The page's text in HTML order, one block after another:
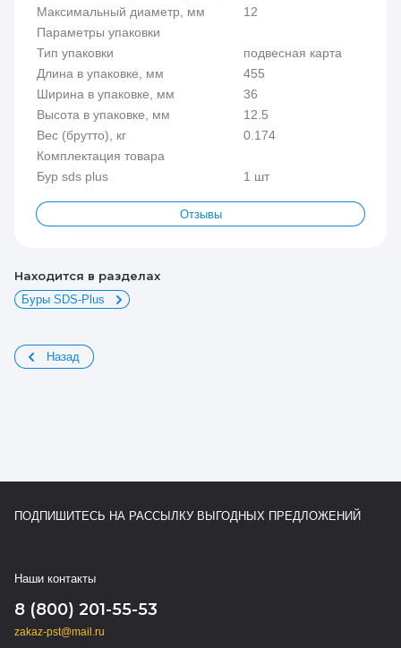
Максимальный диаметр, мм
12
Параметры упаковки
Тип упаковки
подвесная карта
Длина в упаковке, мм
455
Ширина в упаковке, мм
36
Высота в упаковке, мм
12.5
Вес (брутто), кг
0.174
Комплектация товара
Бур sds plus
1 шт
Отзывы
Находится в разделах
Буры SDS-Plus
Назад
ПОДПИШИТЕСЬ НА РАССЫЛКУ ВЫГОДНЫХ ПРЕДЛОЖЕНИЙ
Наши контакты
8 (800) 201-55-53
zakaz-pst@mail.ru